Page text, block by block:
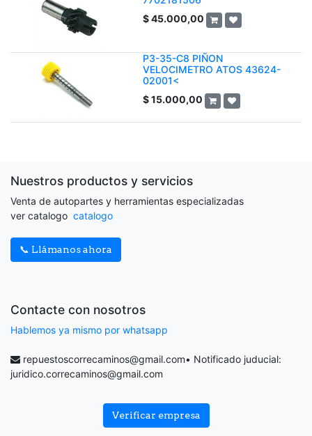
$45.000,00
P3-35-C8 PIÑON
VELOCIMETRO ATOS 43624-
02001<
$15.000,00
Nuestros productos y servicios
Venta de autopartes y herramientas especializadas
ver catalogo catalogo
📞 Llámanos ahora
Contacte con nosotros
Hablemos ya mismo por whatsapp
repuestoscorrecaminos@gmail.com• Notificado juducial:
juridico.correcaminos@gmail.com
Verificar empresa